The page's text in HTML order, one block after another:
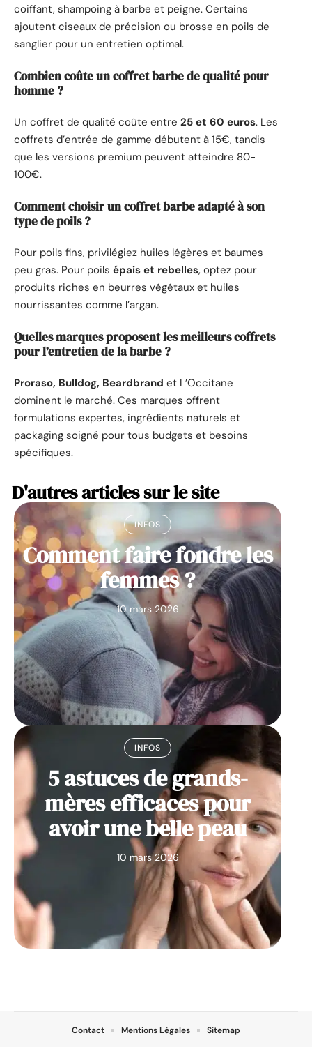
coiffant, shampoing à barbe et peigne. Certains
ajoutent ciseaux de précision ou brosse en poils de
sanglier pour un entretien optimal.
Combien coûte un coffret barbe de qualité pour
homme ?
Un coffret de qualité coûte entre 25 et 60 euros. Les
coffrets d’entrée de gamme débutent à 15€, tandis
que les versions premium peuvent atteindre 80-
100€.
Comment choisir un coffret barbe adapté à son
type de poils ?
Pour poils fins, privilégiez huiles légères et baumes
peu gras. Pour poils épais et rebelles, optez pour
produits riches en beurres végétaux et huiles
nourrissantes comme l’argan.
Quelles marques proposent les meilleurs coffrets
pour l’entretien de la barbe ?
Proraso, Bulldog, Beardbrand et L’Occitane
dominent le marché. Ces marques offrent
formulations expertes, ingrédients naturels et
packaging soigné pour tous budgets et besoins
spécifiques.
D'autres articles sur le site
INFOS
Comment faire fondre les
femmes ?
10 mars 2026
INFOS
5 astuces de grands-
mères efficaces pour
avoir une belle peau
10 mars 2026
Contact Mentions Légales Sitemap